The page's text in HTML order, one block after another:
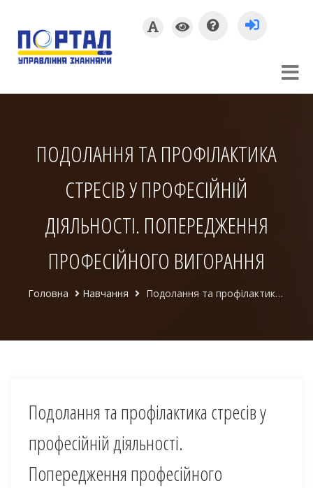
ПОДОЛАННЯ ТА ПРОФІЛАКТИКА
СТРЕСІВ У ПРОФЕСІЙНІЙ
ДІЯЛЬНОСТІ. ПОПЕРЕДЖЕННЯ
ПРОФЕСІЙНОГО ВИГОРАННЯ
Головна Навчання Подолання та профілактика стресів у професійній діяльності. Попередження професійного вигорання
Подолання та профілактика стресів у
професійній діяльності.
Попередження професійного